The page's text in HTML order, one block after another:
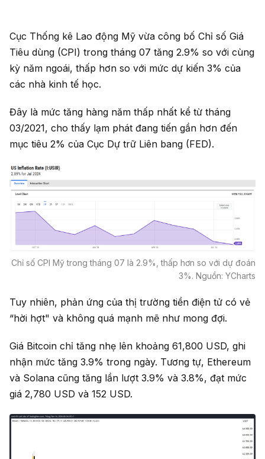
Cục Thống kê Lao động Mỹ vừa công bố Chỉ số Giá
Tiêu dùng (CPI) trong tháng 07 tăng 2.9% so với cùng
kỳ năm ngoái, thấp hơn so với mức dự kiến 3% của
các nhà kinh tế học.
Đây là mức tăng hàng năm thấp nhất kể từ tháng
03/2021, cho thấy lạm phát đang tiến gần hơn đến
mục tiêu 2% của Cục Dự trữ Liên bang (FED).
Chỉ số CPI Mỹ trong tháng 07 là 2.9%, thấp hơn so với dự đoán
3%. Nguồn: YCharts
Tuy nhiên, phản ứng của thị trường tiền điện tử có vẻ
“hời hợt" và không quá mạnh mẽ như mong đợi.
Giá Bitcoin chỉ tăng nhẹ lên khoảng 61,800 USD, ghi
nhận mức tăng 3.9% trong ngày. Tương tự, Ethereum
và Solana cũng tăng lần lượt 3.9% và 3.8%, đạt mức
giá 2,780 USD và 152 USD.